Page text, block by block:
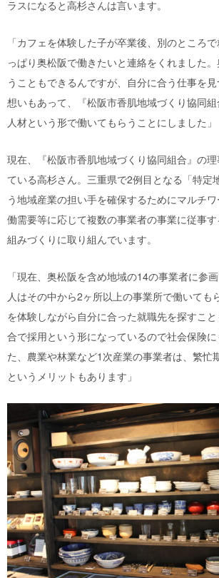
ラスになると高杉さんは言います。
「カフェを体験した子が卒業後、別のところ
っぱり奥松阪で働きたいと連絡をくれました
うこともできるんですが、自分に合う仕事を
想いもあって、『松阪市香肌地域づくり協同
人材という形で働いてもらうことにしました」
現在、『松阪市香肌地域づくり協同組合』の
ている高杉さん。三重県で2例目となる「特定
う地域産業の担い手を確保するためにマルチ
働需要等に応じて複数の事業者の事業に従事
組みづくりに取り組んでいます。
「現在、奥松阪を含め地域の14の事業者に参
人はその中から2ヶ所以上の事業所で働いても
を体験しながら自分に合った就職先を探すこ
合で採用という形になっているので社会保険
た、農業や林業など1次産業の事業者は、繁忙
というメリットもあります」